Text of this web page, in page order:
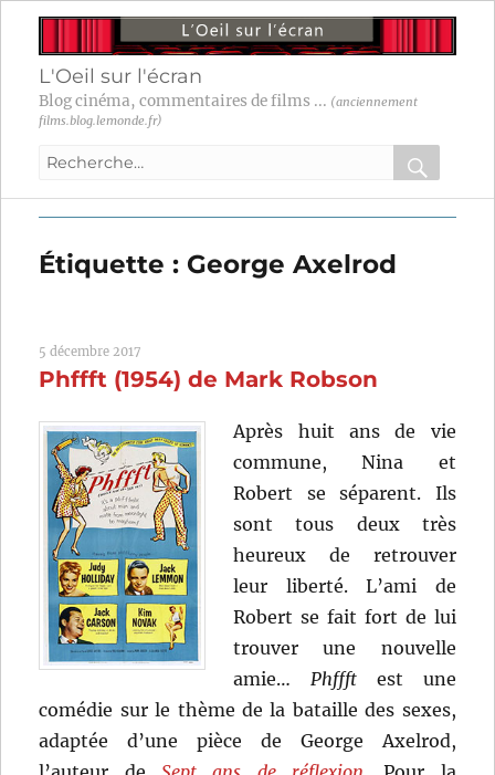
L'Oeil sur l'écran
Blog cinéma, commentaires de films ... (anciennement
films.blog.lemonde.fr)
Recherche
:
OK
Étiquette : George Axelrod
5 décembre 2017
Phffft (1954) de Mark Robson
Après huit ans de vie
commune, Nina et
Robert se séparent. Ils
sont tous deux très
heureux de retrouver
leur liberté. L’ami de
Robert se fait fort de lui
trouver une nouvelle
amie…Phffft est une
comédie sur le thème de la bataille des sexes,
adaptée d’une pièce de George Axelrod,